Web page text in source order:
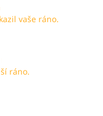
vaše ráno.
ráno.